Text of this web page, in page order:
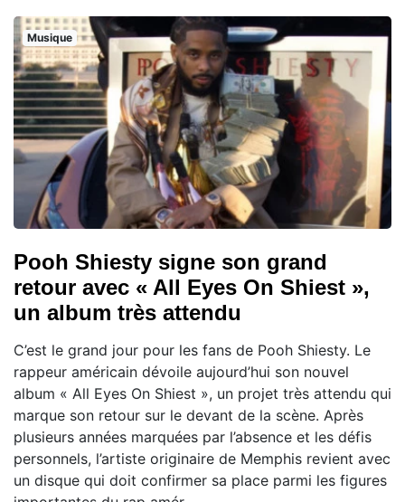
Musique
Pooh Shiesty signe son grand
retour avec « All Eyes On Shiest »,
un album très attendu
C’est le grand jour pour les fans de Pooh Shiesty. Le
rappeur américain dévoile aujourd’hui son nouvel
album « All Eyes On Shiest », un projet très attendu qui
marque son retour sur le devant de la scène. Après
plusieurs années marquées par l’absence et les défis
personnels, l’artiste originaire de Memphis revient avec
un disque qui doit confirmer sa place parmi les figures